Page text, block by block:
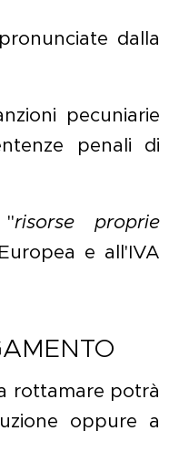
dalla
pecuniarie
penali di
"risorse proprie
e all'IVA
rottamare potrà
oppure a